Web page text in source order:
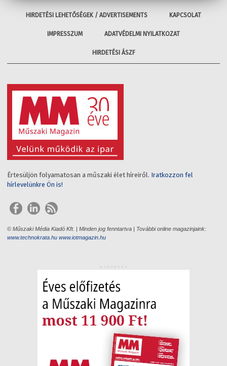
HIRDETÉSI LEHETŐSÉGEK / ADVERTISEMENTS KAPCSOLAT
IMPRESSZUM ADATVÉDELMI NYILATKOZAT
HIRDETÉSI ÁSZF
Értesüljön folyamatosan a műszaki élet híreiről. Iratkozzon fel
hírlevelünkre Ön is!
© Műszaki Média Kiadó Kft. | Minden jog fenntartva | További online magazinjaink:
www.technokrata.hu www.iotmagazin.hu
HIRDETÉS